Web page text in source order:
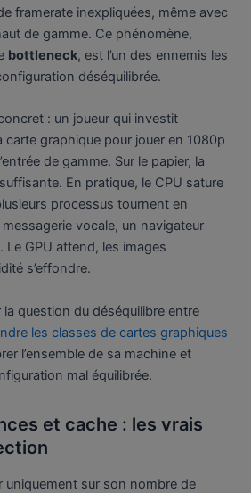
framerate inexpliquées, même avec
de gamme. Ce phénomène,
bottleneck, est l’un des ennemis les
déséquilibrée.
: un joueur qui investit
graphique pour jouer en 1080p
de gamme. Sur le papier, la
En pratique, le CPU sature
processus tournent en
vocale, un navigateur
Le GPU attend, les images
s’effondre.
la question du déséquilibre entre
les classes de cartes graphiques
l’ensemble de sa machine et
mal équilibrée.
et cache : les vrais
uniquement sur son nombre de